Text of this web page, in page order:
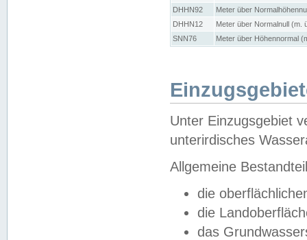
DHHN92
Meter über
DHHN12
Meter über Normalnull (m.
SNN76
Meter über Höhennormal
Unter Einzugsgebiet
unterirdisches
Allgemeine
die
die
das